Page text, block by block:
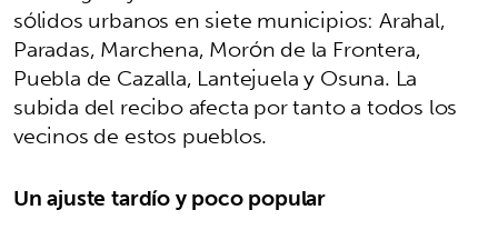
sólidos urbanos en siete municipios: Arahal,
Paradas, Marchena, Morón de la Frontera,
Puebla de Cazalla, Lantejuela y Osuna. La
subida del recibo afecta por tanto a todos los
vecinos de estos pueblos.
Un ajuste tardío y poco popular